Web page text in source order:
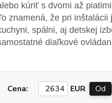
kúriť s dvomi až
znamená, že pri
spálni, aj detskej
diaľkové
Cena: EUR Od